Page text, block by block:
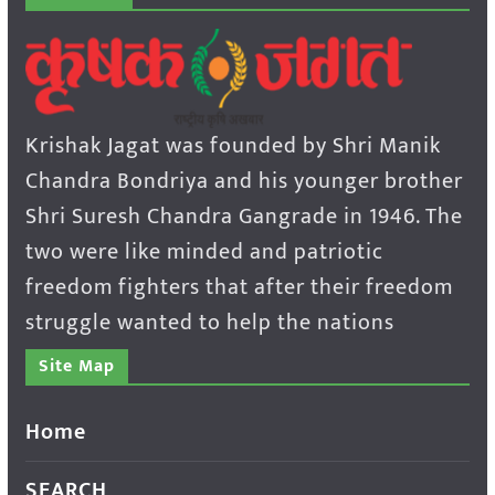
Krishak Jagat was founded by Shri Manik
Chandra Bondriya and his younger brother
Shri Suresh Chandra Gangrade in 1946. The
two were like minded and patriotic
freedom fighters that after their freedom
struggle wanted to help the nations
Site Map
Home